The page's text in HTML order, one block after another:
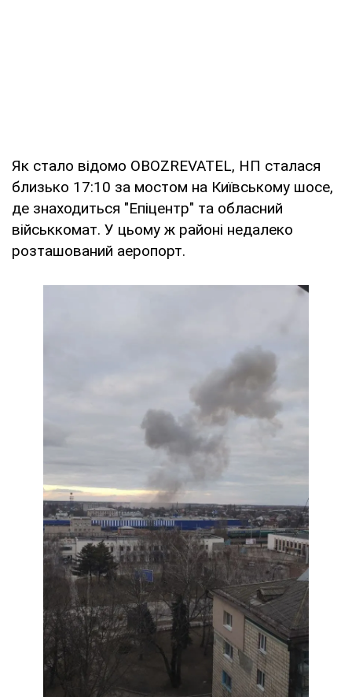
Як стало відомо OBOZREVATEL, НП сталася
близько 17:10 за мостом на Київському шосе,
де знаходиться "Епіцентр" та обласний
військкомат. У цьому ж районі недалеко
розташований аеропорт.